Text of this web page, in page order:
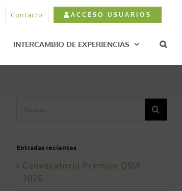
Contacto ACCESO USUARIOS
INTERCAMBIO DE EXPERIENCIAS
Entradas recientes
Convocatoria Premios QSIA
2026